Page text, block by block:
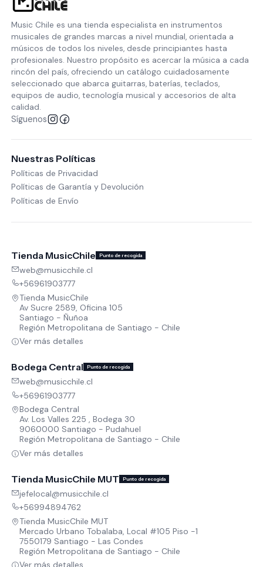
Music Chile es una tienda especialista en instrumentos
musicales de grandes marcas a nivel mundial, orientada a
músicos de todos los niveles, desde principiantes hasta
profesionales. Nuestro propósito es acercar la música a cada
rincón del país, ofreciendo un catálogo cuidadosamente
seleccionado que abarca guitarras, baterías, teclados,
equipos de audio, tecnología musical y accesorios de alta
calidad.
Síguenos
Nuestras Políticas
Políticas de Privacidad
Políticas de Garantía y Devolución
Políticas de Envío
Tienda MusicChile Punto de recogida
web@musicchile.cl
+56961903777
Tienda MusicChile
Av Sucre 2589, Oficina 105
Santiago - Ñuñoa
Región Metropolitana de Santiago - Chile
Ver más detalles
Bodega Central Punto de recogida
web@musicchile.cl
+56961903777
Bodega Central
Av. Los Valles 225 , Bodega 30
9060000 Santiago - Pudahuel
Región Metropolitana de Santiago - Chile
Ver más detalles
Tienda MusicChile MUT Punto de recogida
jefelocal@musicchile.cl
+56994894762
Tienda MusicChile MUT
Mercado Urbano Tobalaba, Local #105 Piso -1
7550179 Santiago - Las Condes
Región Metropolitana de Santiago - Chile
Ver más detalles